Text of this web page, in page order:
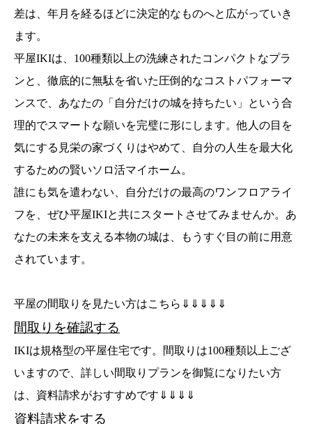
差は、年月を経るほどに決定的なものへと広がっていき
ます。
平屋IKIは、100種類以上の洗練されたコンパクトなプラ
ンと、徹底的に無駄を省いた圧倒的なコストパフォーマ
ンスで、あなたの「自分だけの城を持ちたい」という合
理的でスマートな願いを完璧に形にします。他人の目を
気にする見栄の家づくりはやめて、自分の人生を最大化
するための賢いソロ活マイホーム。
誰にも気を遣わない、自分だけの最高のワンフロアライ
フを、ぜひ平屋IKIと共にスタートさせてみませんか。あ
なたの未来を支える本物の城は、もうすぐ目の前に用意
されています。
平屋の間取りを見たい方はこちら⇓⇓⇓⇓⇓
間取りを確認する
IKIは規格型の平屋住宅です。間取りは100種類以上ござ
いますので、詳しい間取りプランを御覧になりたい方
は、資料請求がおすすめです⇓⇓⇓⇓
資料請求をする